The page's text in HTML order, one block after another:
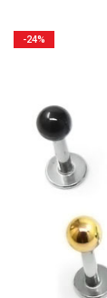
-24%